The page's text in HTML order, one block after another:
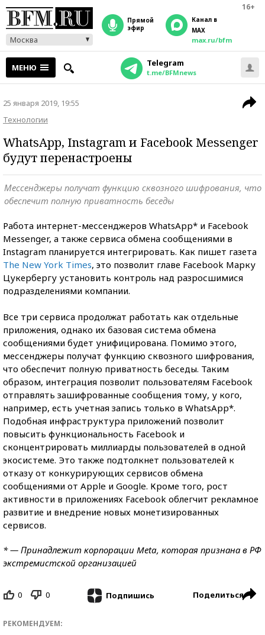
16+
Москва
прямой
эфир
Канал в
MAX
max.ru/bfm
МЕНЮ Telegram
t.me/BFMnews
25 января 2019, 19:55
Технологии
WhatsApp, Instagram и Facebook Messenger
будут перенастроены
Мессенджеры получат функцию сквозного шифрования, что
обеспечит полную приватность беседы
Работа интернет-мессенджеров WhatsApp* и Facebook
Messenger, а также сервиса обмена сообщениями в
Instagram планируется интегрировать. Как пишет газета
The New York Times, это позволит главе Facebook Марку
Цукербергу установить контроль над разросшимися
подразделениями компании.
Все три сервиса продолжат работать как отдельные
приложения, однако их базовая система обмена
сообщениями будет унифицирована. Помимо этого,
мессенджеры получат функцию сквозного шифрования,
что обеспечит полную приватность беседы. Таким
образом, интеграция позволит пользователям Facebook
отправлять зашифрованные сообщения тому, у кого,
например, есть учетная запись только в WhatsApp*.
Подобная инфраструктура приложений позволит
повысить функциональность Facebook и
сконцентрировать миллиарды пользователей в одной
экосистеме. Это также подтолкнет пользователей к
отказу от конкурирующих сервисов обмена
сообщениями от Apple и Google. Кроме того, рост
активности в приложениях Facebook облегчит рекламное
развитие и внедрение новых монетизированных
сервисов.
* — Принадлежит корпорации Meta, которая признана в РФ
экстремистской организацией
0 0 Подпишись Поделиться
РЕКОМЕНДУЕМ: